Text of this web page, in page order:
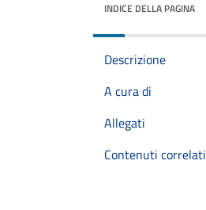
INDICE DELLA PAGINA
Descrizione
A cura di
Allegati
Contenuti correlati